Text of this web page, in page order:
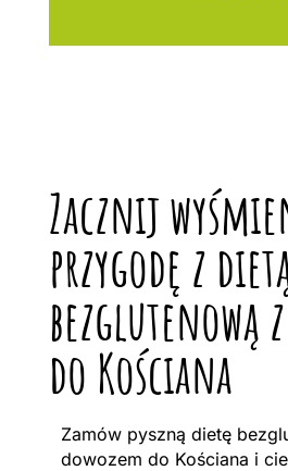
Zacznij
przygodę z
bezglutenową
do Kościana
Zamów pyszną dietę
dowozem do Kościana i